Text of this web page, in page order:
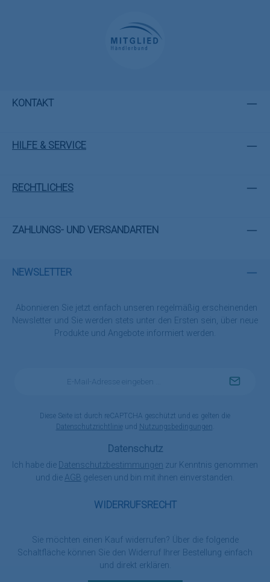
KONTAKT
HILFE & SERVICE
RECHTLICHES
ZAHLUNGS- UND VERSANDARTEN
WIDERRUFSRECHT
Sie möchten einen Kauf widerrufen? Über die folgende
Schaltfläche können Sie den Widerruf Ihrer Bestellung einfach
und direkt erklären.
NEWSLETTER
Abonnieren Sie jetzt einfach unseren regelmäßig erscheinenden
Newsletter und Sie werden stets unter den Ersten sein, über neue
Produkte und Angebote informiert werden.
Diese Seite ist durch reCAPTCHA geschützt und es gelten die
Datenschutzrichtlinieund Nutzungsbedingungen
Datenschutz
Ich habe die Datenschutzbestimmungen zur Kenntnis genommen
und die AGB gelesen und bin mit ihnen einverstanden.